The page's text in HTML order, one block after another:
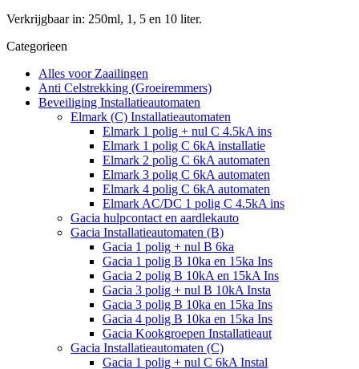
Verkrijgbaar in: 250ml, 1, 5 en 10 liter.
Categorieen
Alles voor Zaailingen
Anti Celstrekking (Groeiremmers)
Beveiliging Installatieautomaten
Elmark (C) Installatieautomaten
Elmark 1 polig + nul C 4.5kA ins
Elmark 1 polig C 6kA installatie
Elmark 2 polig C 6kA automaten
Elmark 3 polig C 6kA automaten
Elmark 4 polig C 6kA automaten
Elmark AC/DC 1 polig C 4.5kA ins
Gacia hulpcontact en aardlekauto
Gacia Installatieautomaten (B)
Gacia 1 polig + nul B 6ka
Gacia 1 polig B 10ka en 15ka Ins
Gacia 2 polig B 10kA en 15kA Ins
Gacia 3 polig + nul B 10kA Insta
Gacia 3 polig B 10ka en 15ka Ins
Gacia 4 polig B 10ka en 15ka Ins
Gacia Kookgroepen Installatieaut
Gacia Installatieautomaten (C)
Gacia 1 polig + nul C 6kA Instal